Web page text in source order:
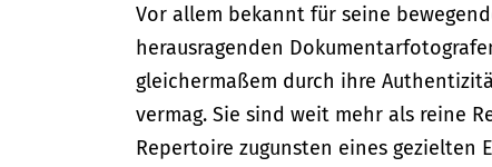
Vor allem bekannt für seine
herausragenden
gleichermaßem durch ihre
vermag. Sie sind weit mehr als reine
Repertoire zugunsten eines gezielten